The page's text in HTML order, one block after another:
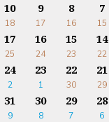
7
15
8
16
9
17
10
18
14
22
15
23
16
24
17
25
21
29
22
30
23
1
24
2
28
6
29
7
30
8
31
9